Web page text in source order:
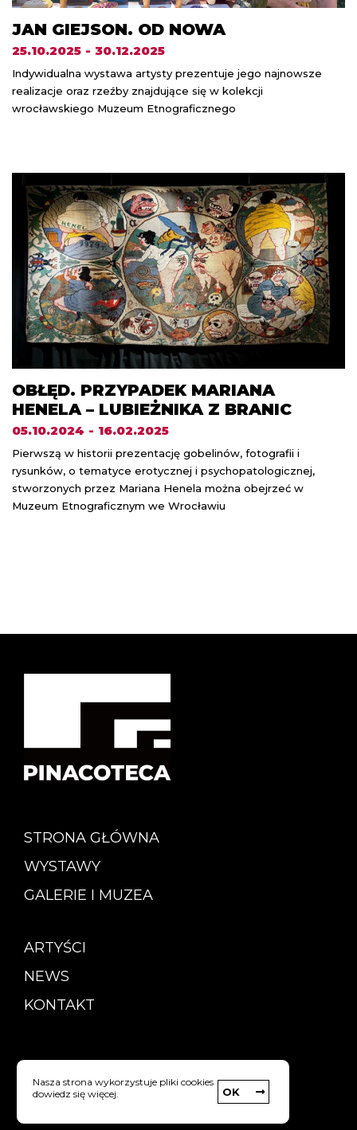
JAN GIEJSON. OD NOWA
25.10.2025 - 30.12.2025
Indywidualna wystawa artysty prezentuje jego najnowsze
realizacje oraz rzeźby znajdujące się w kolekcji
wrocławskiego Muzeum Etnograficznego
OBŁĘD. PRZYPADEK MARIANA
HENELA – LUBIEŻNIKA Z BRANIC
05.10.2024 - 16.02.2025
Pierwszą w historii prezentację gobelinów, fotografii i
rysunków, o tematyce erotycznej i psychopatologicznej,
stworzonych przez Mariana Henela można obejrzeć w
Muzeum Etnograficznym we Wrocławiu
STRONA GŁÓWNA
WYSTAWY
GALERIE I MUZEA
ARTYŚCI
NEWS
KONTAKT
Copyright © Pinacoteca
Polityka prywatności
Nasza strona wykorzystuje pliki cookies
dowiedz się więcej.
OK